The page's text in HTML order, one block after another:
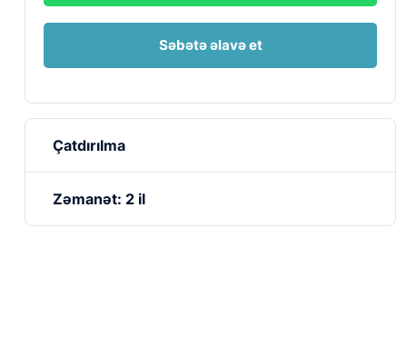
Səbətə əlavə et
Çatdırılma
Zəmanət: 2 il